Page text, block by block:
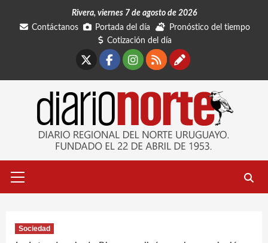
Rivera, viernes 7 de agosto de 2026
Contáctanos
Portada del día
Pronóstico del tiempo
Cotización del día
Facebook
Instagram
RSSContáctanos
primario
Sociedad